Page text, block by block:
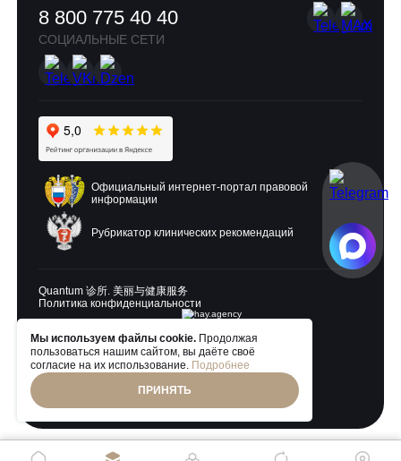
8 800 775 40 40
СОЦИАЛЬНЫЕ СЕТИ
Официальный интернет-портал правовой
информации
Рубрикатор клинических рекомендаций
Политика конфиденциальности
Разработка и продвижение:
Quantum 诊所. 美丽与健康服务
Мы используем файлы cookie. Продолжая
пользоваться нашим сайтом, вы даёте своё
согласие на их использование. Подробнее
ПРИНЯТЬ